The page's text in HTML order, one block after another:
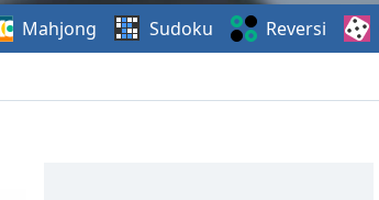
Mahjong Sudoku Reversi